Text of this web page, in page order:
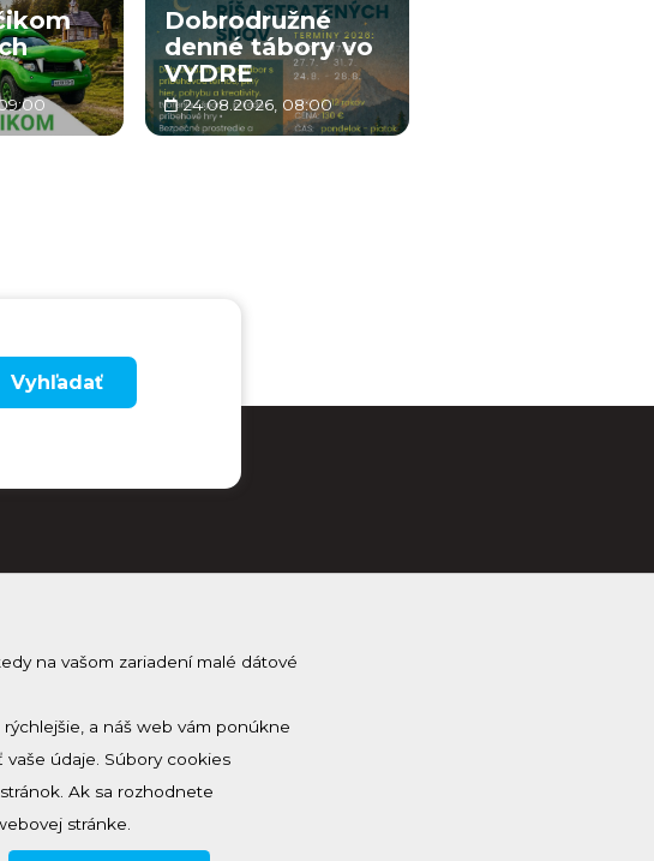
Dobrodružné
denné tábory vo
VYDRE
24.08.2026, 08:00
Vyhľadať
Prihlás sa na odber a dostávaj novinky ako prvý
na vašom zariadení malé dátové
a náš web vám ponúkne
údaje. Súbory cookies
Ak sa rozhodnete
stránke.